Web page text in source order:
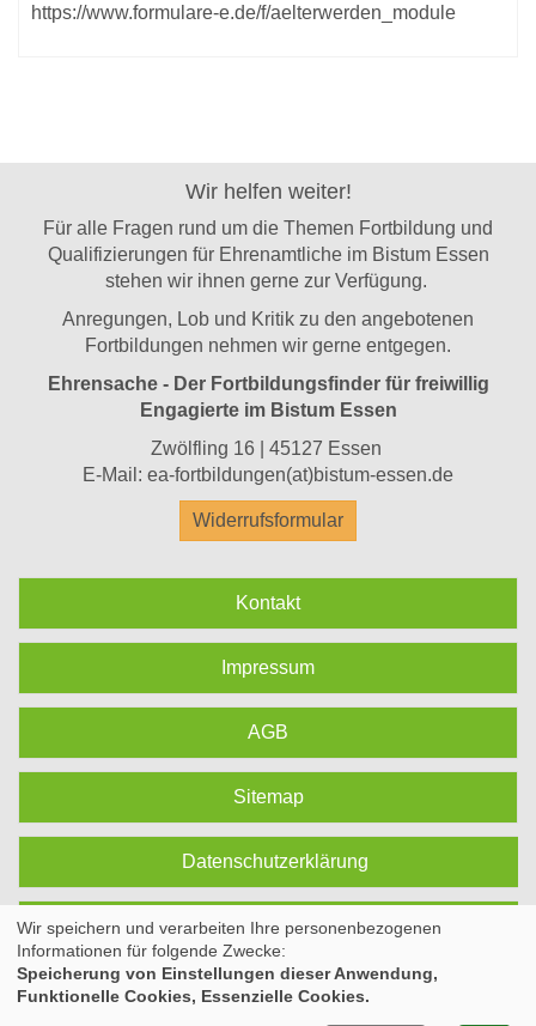
https://www.formulare-e.de/f/aelterwerden_module
Wir helfen weiter!
Für alle Fragen rund um die Themen Fortbildung und
Qualifizierungen für Ehrenamtliche im Bistum Essen
stehen wir ihnen gerne zur Verfügung.
Anregungen, Lob und Kritik zu den angebotenen
Fortbildungen nehmen wir gerne entgegen.
Ehrensache - Der Fortbildungsfinder für freiwillig
Engagierte im Bistum Essen
Zwölfling 16 | 45127 Essen
E-Mail: ea-fortbildungen(at)bistum-essen.de
Widerrufsformular
Kontakt
Impressum
AGB
Sitemap
Datenschutzerklärung
Cookie Einstellungen
Wir speichern und verarbeiten Ihre personenbezogenen
Informationen für folgende Zwecke:
Speicherung von Einstellungen dieser Anwendung,
Funktionelle Cookies, Essenzielle Cookies.